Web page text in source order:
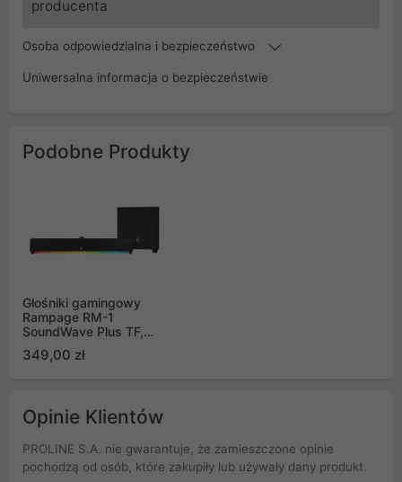
producenta
Osoba odpowiedzialna i bezpieczeństwo
Uniwersalna informacja o bezpieczeństwie
Podobne Produkty
Głośniki gamingowy
Rampage RM-1
SoundWave Plus TF,
BT+USB+AUX, 64W
soundbar
349,00 zł
Opinie Klientów
PROLINE S.A. nie gwarantuje, że zamieszczone opinie
pochodzą od osób, które zakupiły lub używały dany produkt.